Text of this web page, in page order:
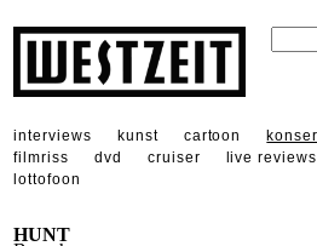
interviews kunst cartoon
filmriss
dvd cruiser live reviews
lottofoon
HUNT